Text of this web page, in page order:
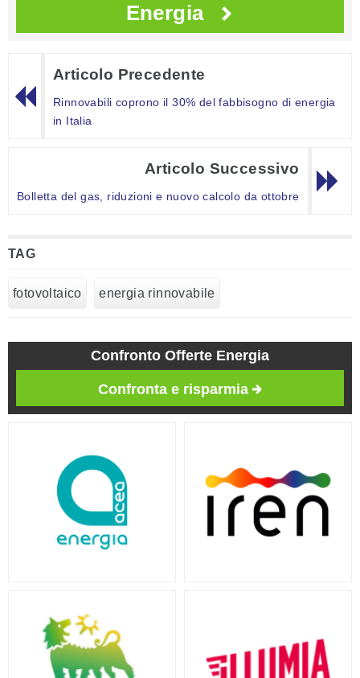
Energia
Articolo Precedente
Rinnovabili coprono il 30% del fabbisogno di energia
in Italia
Articolo Successivo
Bolletta del gas, riduzioni e nuovo calcolo da ottobre
TAG
fotovoltaico energia rinnovabile
Confronto Offerte Energia
Confronta e risparmia